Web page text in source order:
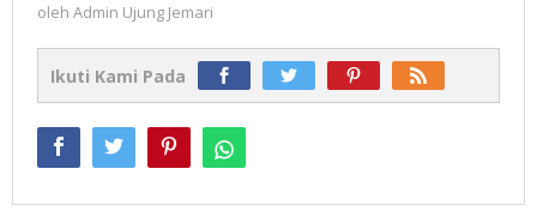
oleh Admin Ujung Jemari
Ikuti Kami Pada